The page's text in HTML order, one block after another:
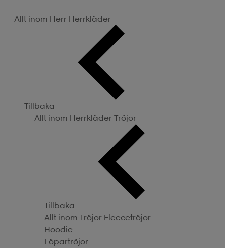
Allt inom Herr Herrkläder
Tillbaka
Allt inom Herrkläder Tröjor
Tillbaka
Allt inom Tröjor Fleecetröjor
Hoodie
Löpartröjor